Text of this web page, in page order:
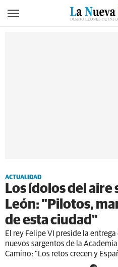
ACTUALIDAD
Los ídolos del aire
León: "Pilotos,
de esta ciudad"
El rey Felipe VI preside la
nuevos sargentos de la
Camino: "Los retos crecen y